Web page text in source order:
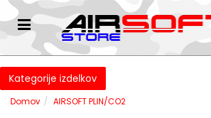
Kategorije izdelkov
Domov AIRSOFT PLIN/CO2